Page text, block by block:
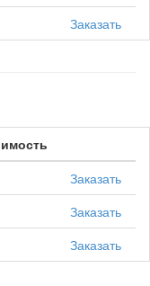
Заказать
Заказать
Заказать
Заказать